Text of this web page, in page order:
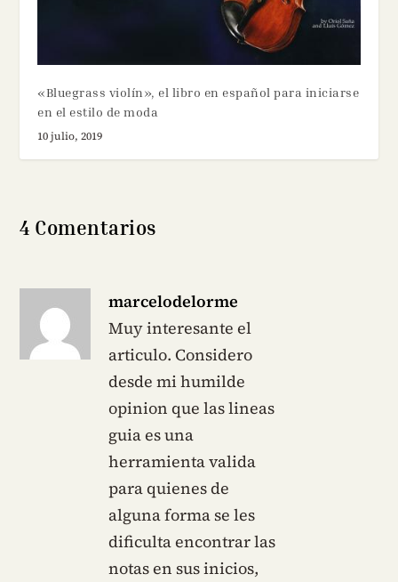
«Bluegrass violín», el libro en español para iniciarse
en el estilo de moda
10 julio, 2019
4 Comentarios
marcelodelorme
Muy interesante el
articulo. Considero
desde mi humilde
opinion que las lineas
guia es una
herramienta valida
para quienes de
alguna forma se les
dificulta encontrar las
notas en sus inicios,